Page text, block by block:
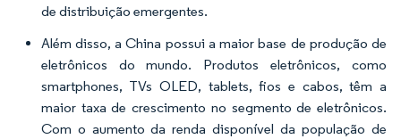
de distribuição emergentes.
Além disso, a China possui a maior base de produção de
eletrônicos do mundo. Produtos eletrônicos, como
smartphones, TVs OLED, tablets, fios e cabos, têm a
maior taxa de crescimento no segmento de eletrônicos.
Com o aumento da renda disponível da população de